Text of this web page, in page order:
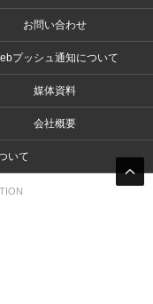
お問い合わせ
プッシュ通知について
媒体資料
会社概要
いて